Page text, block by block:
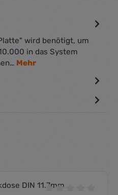
wird benötigt, um
in das System
Mehr